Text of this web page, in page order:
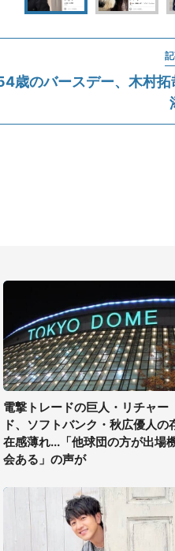
歳のバースデー、木村
電撃トレードの巨人・リチャー
ド、ソフトバンク・秋広優人の
在感薄れ...「他球団の方が出場
会ある」の声が